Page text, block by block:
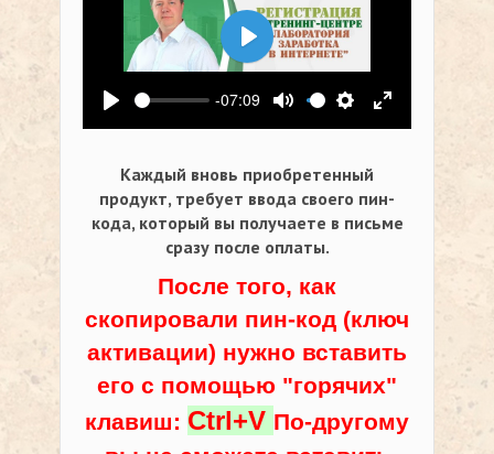
Воспроизвести
-07:09
Выключить звук
Настройки
На весь
Воспроизвести
Каждый вновь приобретенный
продукт, требует ввода своего пин-
кода, который вы получаете в письме
сразу после оплаты.
После того, как
скопировали пин-код (ключ
активации) нужно вставить
его с помощью "горячих"
клавиш: Ctrl+V По-другому